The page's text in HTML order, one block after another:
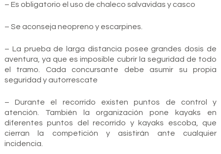
– Es obligatorio el uso de chaleco salvavidas y casco
– Se aconseja neopreno y escarpines.
– La prueba de larga distancia posee grandes dosis de
aventura, ya que es imposible cubrir la seguridad de todo
el tramo. Cada concursante debe asumir su propia
seguridad y autorrescate
– Durante el recorrido existen puntos de control y
atención. También la organización pone kayaks en
diferentes puntos del recorrido y kayaks escoba, que
cierran la competición y asistirán ante cualquier
incidencia.